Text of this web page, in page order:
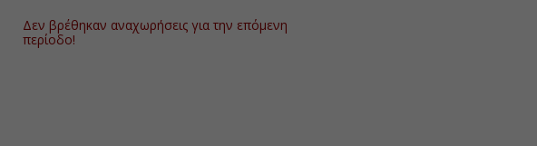
Δεν βρέθηκαν αναχωρήσεις για την επόμενη
περίοδο!